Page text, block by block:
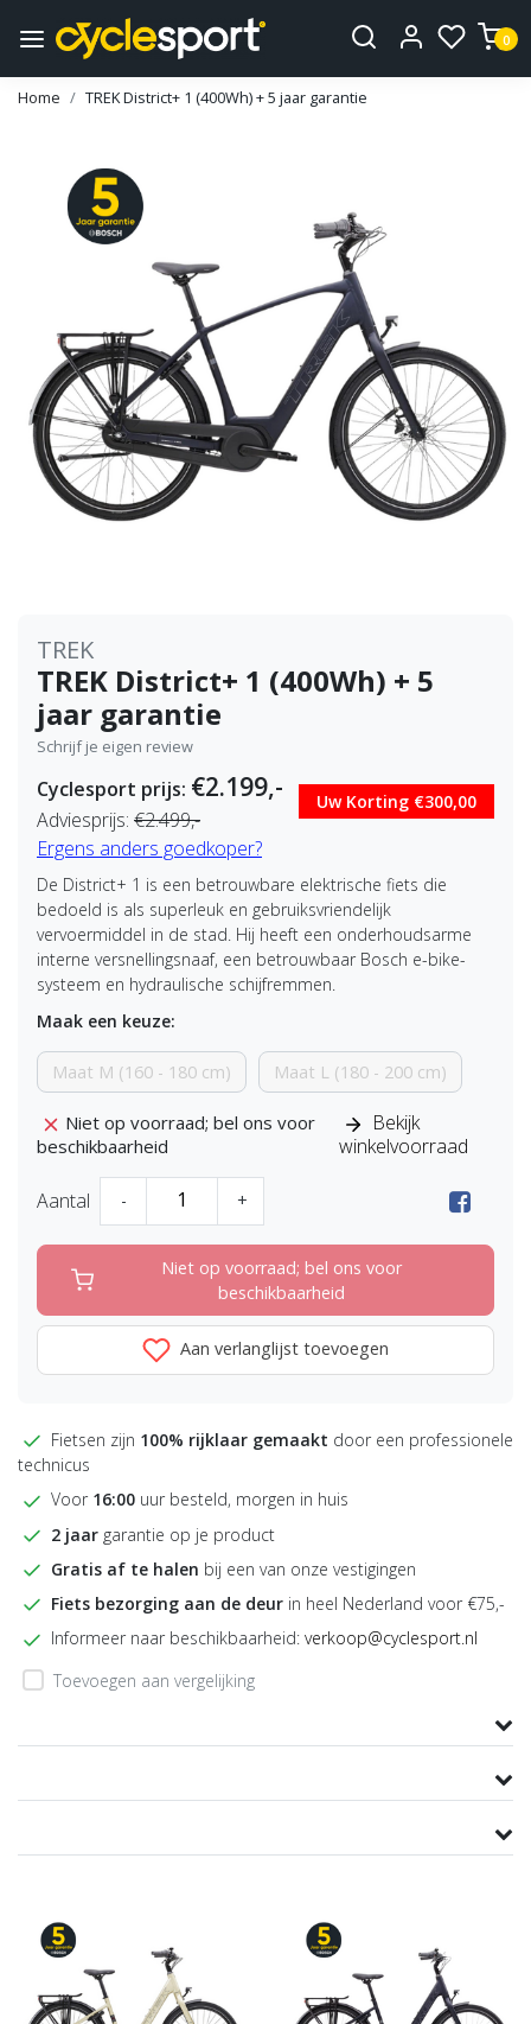
0
Home TREK District+ 1 (400Wh) + 5 jaar garantie
TREK
TREK District+ 1 (400Wh) + 5
jaar garantie
Schrijf je eigen review
Cyclesport prijs: €2.199,-
Adviesprijs: €2.499,-
Uw Korting €300,00
Ergens anders goedkoper?
De District+ 1 is een betrouwbare elektrische fiets die
bedoeld is als superleuk en gebruiksvriendelijk
vervoermiddel in de stad. Hij heeft een onderhoudsarme
interne versnellingsnaaf, een betrouwbaar Bosch e-bike-
systeem en hydraulische schijfremmen.
Maak een keuze:
Maat M (160 - 180 cm) Maat L (180 - 200 cm)
Niet op voorraad; bel ons voor
beschikbaarheid
Bekijk
winkelvoorraad
Aantal - +
Niet op voorraad; bel ons voor
beschikbaarheid
Aan verlanglijst toevoegen
Fietsen zijn 100% rijklaar gemaakt door een professionele
technicus
Voor 16:00 uur besteld, morgen in huis
2 jaar garantie op je product
Gratis af te halen bij een van onze vestigingen
Fiets bezorging aan de deur in heel Nederland voor €75,-
Informeer naar beschikbaarheid: verkoop@cyclesport.nl
Toevoegen aan vergelijking